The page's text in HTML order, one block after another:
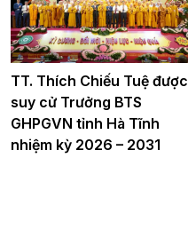
TT. Thích Chiếu Tuệ được
suy cử Trưởng BTS
GHPGVN tỉnh Hà Tĩnh
nhiệm kỳ 2026 – 2031